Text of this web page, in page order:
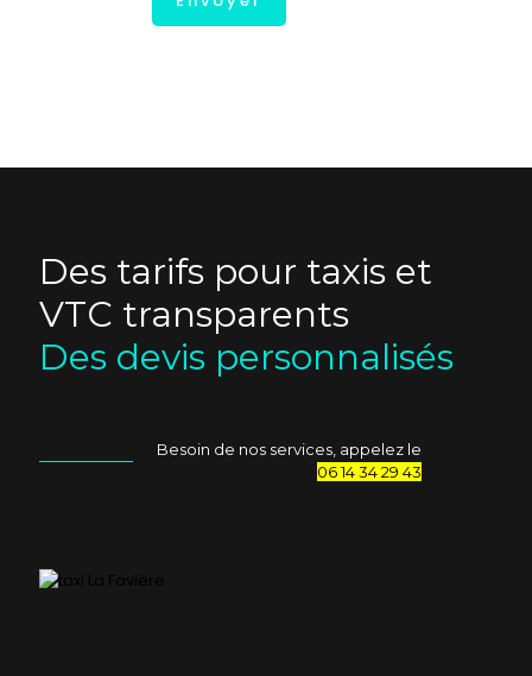
Des tarifs pour taxis et
VTC transparents
Des devis personnalisés
Besoin de nos services, appelez le
06 14 34 29 43